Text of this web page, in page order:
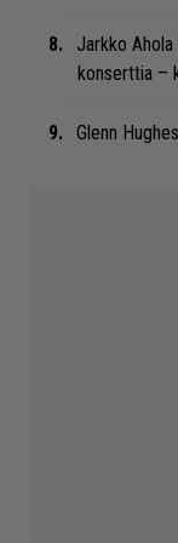
Jarkko
konserttia –
Glenn